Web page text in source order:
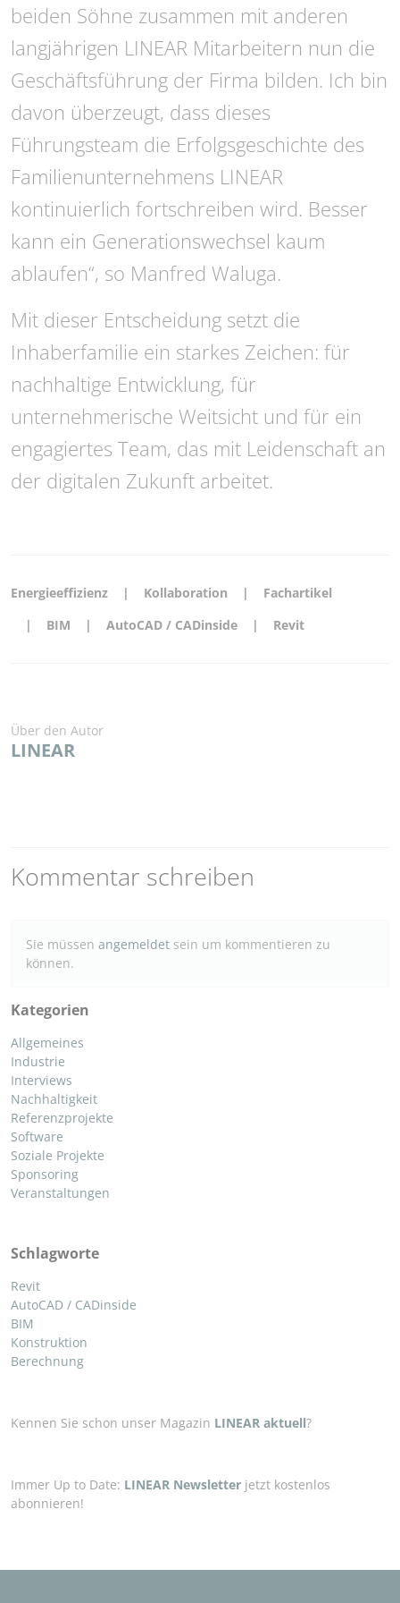
beiden Söhne zusammen mit anderen
langjährigen LINEAR Mitarbeitern nun die
Geschäftsführung der Firma bilden. Ich bin
davon überzeugt, dass dieses
Führungsteam die Erfolgsgeschichte des
Familienunternehmens LINEAR
kontinuierlich fortschreiben wird. Besser
kann ein Generationswechsel kaum
ablaufen“, so Manfred Waluga.
Mit dieser Entscheidung setzt die
Inhaberfamilie ein starkes Zeichen: für
nachhaltige Entwicklung, für
unternehmerische Weitsicht und für ein
engagiertes Team, das mit Leidenschaft an
der digitalen Zukunft arbeitet.
Energieeffizienz Kollaboration
Fachartikel
BIM
AutoCAD / CADinside Revit
Über den Autor
LINEAR
Kommentar schreiben
Sie müssen angemeldet sein um kommentieren zu
können.
Kategorien
Allgemeines
Industrie
Interviews
Nachhaltigkeit
Referenzprojekte
Software
Soziale Projekte
Sponsoring
Veranstaltungen
Schlagworte
Revit
AutoCAD / CADinside
BIM
Konstruktion
Berechnung
Kennen Sie schon unser Magazin LINEAR aktuell?
Immer Up to Date: LINEAR Newsletter jetzt kostenlos
abonnieren!